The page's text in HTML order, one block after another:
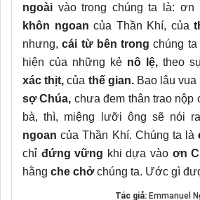
ngoài vào trong chúng ta là: ơn
khôn ngoancủa Thần Khí, của
nhưng,cái từ bên trong chúng ta
hiện của những kẻ nô lệ, theo
xác thịt, của thế gian. Bao lâu
sợ Chúa, chưa đem thân trao nộp
bà, thì, miệng lưỡi ông sẽ nói
ngoan của Thần Khí. Chúng ta là
chỉ đứng vững khi dựa vào ơn
hằng che chởchúng ta. Ước gì
Tác giả: Emmanuel